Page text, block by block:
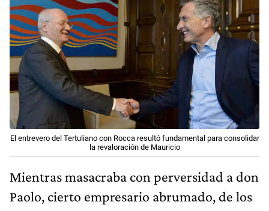
El entrevero del Tertuliano con Rocca resultó fundamental para consolidar
la revaloración de Mauricio
Mientras masacraba con perversidad a don
Paolo, cierto empresario abrumado, de los